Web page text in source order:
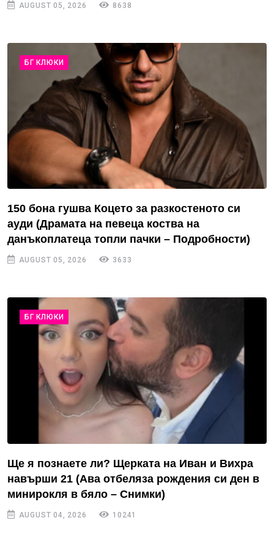
AUGUST 05, 2026 8638
БГ КЛЮКИ
150 бона гушва Коцето за разкостеното си
ауди (Драмата на певеца коства на
данъкоплатеца топли пачки – Подробности)
AUGUST 05, 2026 3633
БГ КЛЮКИ
Ще я познаете ли? Щерката на Иван и Вихра
навърши 21 (Ава отбеляза рождения си ден в
минирокля в бяло – Снимки)
AUGUST 04, 2026 10241